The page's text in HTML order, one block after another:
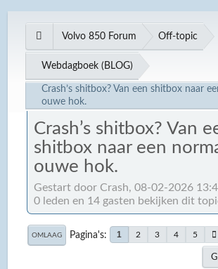
Volvo 850 Forum Off-topic
Webdagboek (BLOG)
Crash’s shitbox? Van een shitbox naar
ouwe hok.
Crash’s shitbox? Van
shitbox naar een
ouwe hok.
Gestart door Crash, 08-02-2026
0 leden en 14 gasten bekijken dit
OMLAAG Pagina's 1 2 3 4 5